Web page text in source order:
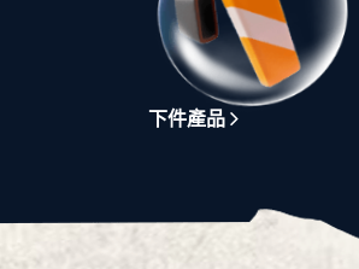
下件產品